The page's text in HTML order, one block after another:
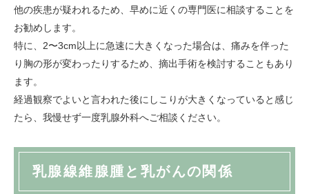
他の疾患が疑われるため、早めに近くの専門医に相談することを
お勧めします。
特に、2〜3cm以上に急速に大きくなった場合は、痛みを伴った
り胸の形が変わったりするため、摘出手術を検討することもあり
ます。
経過観察でよいと言われた後にしこりが大きくなっていると感じ
たら、我慢せず一度乳腺外科へご相談ください。
乳腺線維腺腫と乳がんの関係